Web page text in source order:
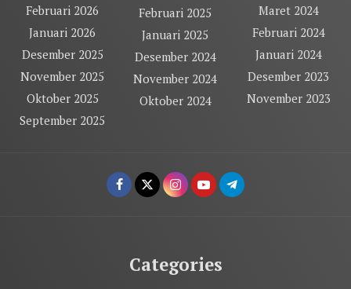
Februari 2026
Januari 2026
Desember 2025
November 2025
Oktober 2025
September 2025
Februari 2025
Januari 2025
Desember 2024
November 2024
Oktober 2024
Maret 2024
Februari 2024
Januari 2024
Desember 2023
November 2023
Categories